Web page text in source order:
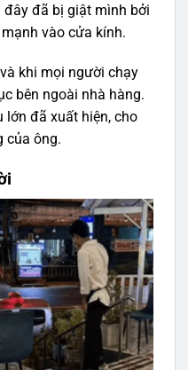
đây đã bị giật mình bởi
vào cửa kính.
khi mọi người chạy
bên ngoài nhà hàng.
lớn đã xuất hiện, cho
của ông.